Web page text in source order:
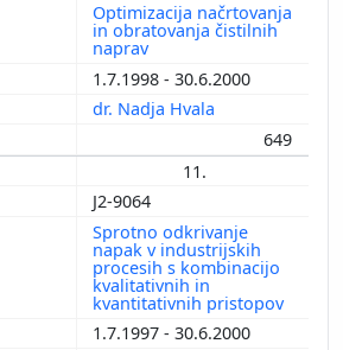
Optimizacija načrtovanja
in obratovanja čistilnih
naprav
1.7.1998 - 30.6.2000
dr. Nadja Hvala
649
11.
J2-9064
Sprotno odkrivanje
napak v industrijskih
procesih s kombinacijo
kvalitativnih in
kvantitativnih pristopov
1.7.1997 - 30.6.2000